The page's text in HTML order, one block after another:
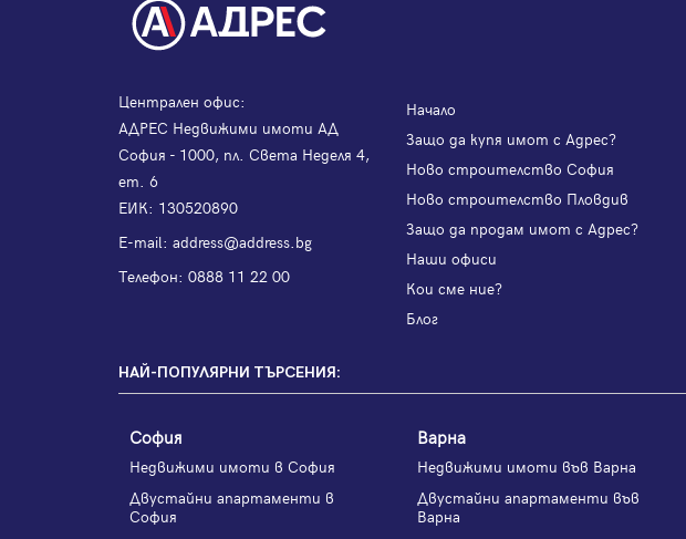
Централен офис:
АДРЕС Недвижими имоти АД
София - 1000, пл. Света Неделя 4,
ет. 6
ЕИК: 130520890
Е-mail: address@address.bg
Телефон: 0888 11 22 00
Начало
Защо да купя имот с Адрес?
Ново строителство София
Ново строителство Пловдив
Защо да продам имот с Адрес?
Наши офиси
Кои сме ние?
Блог
НАЙ-ПОПУЛЯРНИ ТЪРСЕНИЯ:
София
Недвижими имоти в София
Двустайни апартаменти в
София
Варна
Недвижими имоти във Варна
Двустайни апартаменти във
Варна